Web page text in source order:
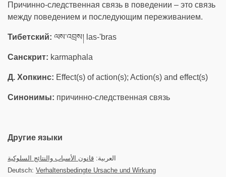
Причинно-следственная связь в поведении – это связь
между поведением и последующим переживанием.
Тибетский: ལས་འབྲས། las-'bras
Санскрит: karmaphala
Д. Хопкинс: Effect(s) of action(s); Action(s) and effect(s)
Синонимы: причинно-следственная связь
Другие языки
العربية: قانون الأسباب والنتائج السلوكية
Deutsch: Verhaltensbedingte Ursache und Wirkung